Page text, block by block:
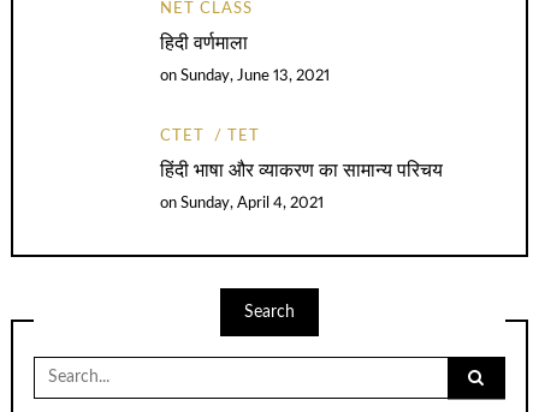
NET CLASS
हिदी वर्णमाला
onSunday, June 13, 2021
CTET TET
हिंदी भाषा और व्याकरण का सामान्य परिचय
onSunday, April 4, 2021
Search
Search
for: